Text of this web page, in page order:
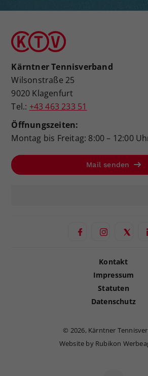
Kärntner Tennisverband
Wilsonstraße 25
9020 Klagenfurt
Tel.: +43 463 233 51
Öffnungszeiten:
Montag bis Freitag: 8:00 – 12:00
Mail senden
Kontakt
Impressum
Statuten
Datenschutz
© 2026, Kärntner
Website by Rubikon